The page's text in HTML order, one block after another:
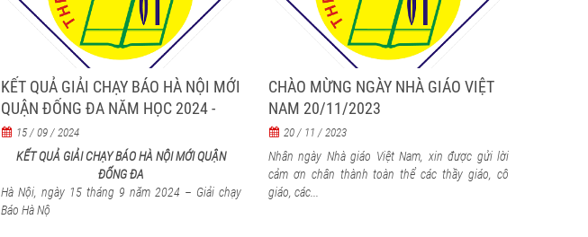
KẾT QUẢ GIẢI CHẠY BÁO HÀ NỘI MỚI
QUẬN ĐỐNG ĐA NĂM HỌC 2024 -
202515 / 09 / 2024
KẾT QUẢ GIẢI CHẠY BÁO HÀ NỘI MỚI QUẬN
ĐỐNG ĐA
Hà Nội, ngày 15 tháng 9 năm 2024 – Giải chạy
Báo Hà Nộ
CHÀO MỪNG NGÀY NHÀ GIÁO VIỆT
NAM 20/11/2023
20 / 11 / 2023
Nhân ngày Nhà giáo Việt Nam, xin được gửi lời
cảm ơn chân thành toàn thể các thầy giáo, cô
giáo, các...